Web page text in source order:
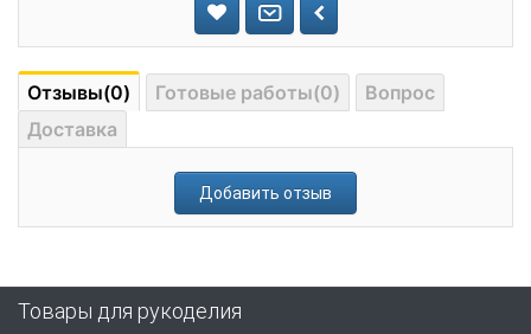
Отзывы(0) Готовые работы(0)
Вопрос
Доставка
Добавить отзыв
Товары для рукоделия